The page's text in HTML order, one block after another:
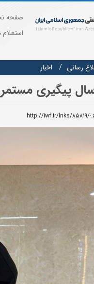
صفحه
رسانی اخبار
پیگیری
http://iwf.ir/lnks/85819/-